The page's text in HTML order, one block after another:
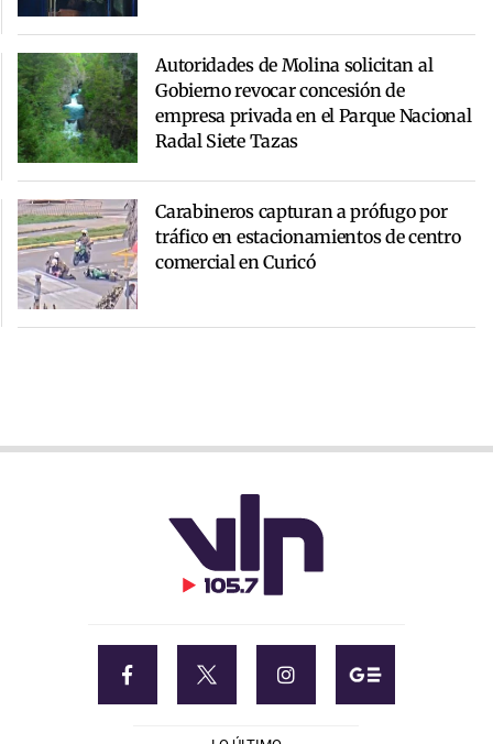
Autoridades de Molina solicitan al
Gobierno revocar concesión de
empresa privada en el Parque Nacional
Radal Siete Tazas
Carabineros capturan a prófugo por
tráfico en estacionamientos de centro
comercial en Curicó